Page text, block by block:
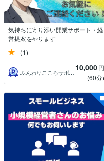
気持ちに寄り添い開業サポート・経
営提案をやります
- (1)
ふんわりこころサポート☘️みちまさ 10,000円
(60分)